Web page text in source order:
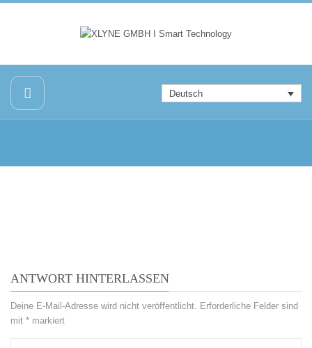
Deutsch
ANTWORT HINTERLASSEN
Deine E-Mail-Adresse wird nicht veröffentlicht. Erforderliche Felder sind
mit * markiert